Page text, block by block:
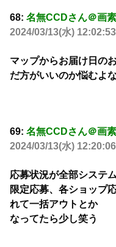
68: 名無CCDさん＠画
2024/03/13(水)
マップからお届け日の
だ方がいいのか悩むよ
69: 名無CCDさん＠画
2024/03/13(水)
応募状況が全部システ
限定応募、各ショップ
れて一括アウトとか
なってたら少し笑う